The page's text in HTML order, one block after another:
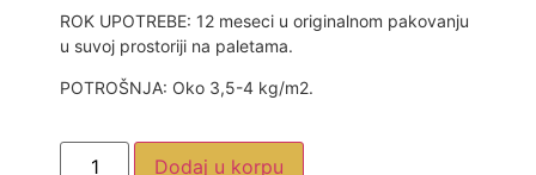
ROK UPOTREBE: 12 meseci u originalnom pakovanju
u suvoj prostoriji na paletama.
POTROŠNJA: Oko 3,5-4 kg/m2.
Dodaj u korpu